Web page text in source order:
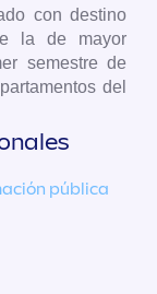
con destino
la de mayor
semestre de
del
pública